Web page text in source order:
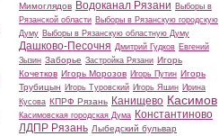
Мимоглядов Водоканал Рязани Выборы в
Рязанской области Выборы в Рязанскую городскую
Думу Выборы в Рязанскую областную Думу
Дашково-Песочня Дмитрий Гудков Евгений
Зызин Заборье Застройка Рязани Игорь
Кочетков Игорь Морозов Игорь Путин Игорь
Трубицын Игорь Туровский Игорь Яшин Ирина
Кусова КПРФ Рязань Канищево Касимов
Касимовская городская Дума Константиново
ЛДПР Рязань Лыбедский бульвар